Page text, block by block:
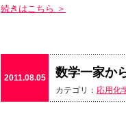
続きはこちら ＞
数学一家か
カテゴリ： 応用化
2011.08.05